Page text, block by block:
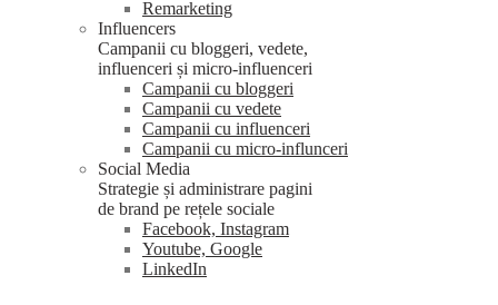
Remarketing
Influencers
Campanii cu bloggeri, vedete,
influenceri și micro-influenceri
Campanii cu bloggeri
Campanii cu vedete
Campanii cu influenceri
Campanii cu micro-influnceri
Social Media
Strategie și administrare pagini
de brand pe rețele sociale
Facebook, Instagram
Youtube, Google
LinkedIn